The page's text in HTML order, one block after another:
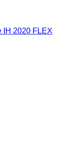
IH 2020 FLEX